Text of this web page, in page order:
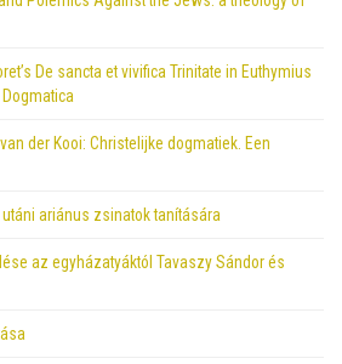
De sancta et vivifica Trinitate in Euthymius
der Kooi: Christelijke dogmatiek. Een
ariánus zsinatok tanítására
az egyházatyáktól Tavaszy Sándor és